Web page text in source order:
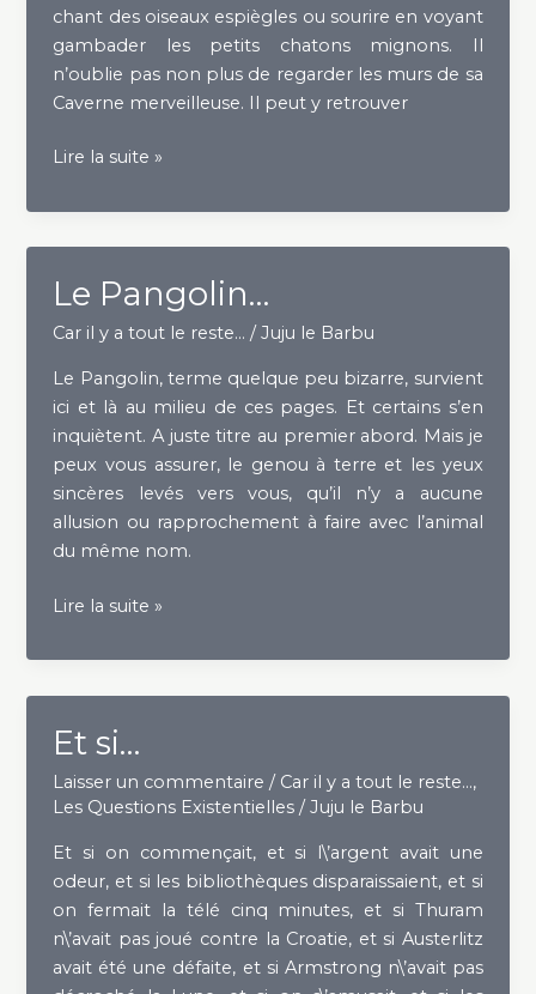
chant des oiseaux espiègles ou sourire en voyant
gambader les petits chatons mignons. Il
n’oublie pas non plus de regarder les murs de sa
Caverne merveilleuse. Il peut y retrouver
Sur
Murs
de
Caverne
–
de
la
Fatigue
Lire la suite »
Le Pangolin…
Car il y a tout le reste... /Juju le Barbu
Le Pangolin, terme quelque peu bizarre, survient
ici et là au milieu de ces pages. Et certains s’en
inquiètent. A juste titre au premier abord. Mais je
peux vous assurer, le genou à terre et les yeux
sincères levés vers vous, qu’il n’y a aucune
allusion ou rapprochement à faire avec l’animal
du même nom.
Le
Lire la suite »
Et si…
Laisser un commentaire / Car il y a tout le reste...,
Les Questions Existentielles /Juju le Barbu
Et si on commençait, et si l\’argent avait une
odeur, et si les bibliothèques disparaissaient, et si
on fermait la télé cinq minutes, et si Thuram
n\’avait pas joué contre la Croatie, et si Austerlitz
avait été une défaite, et si Armstrong n\’avait pas